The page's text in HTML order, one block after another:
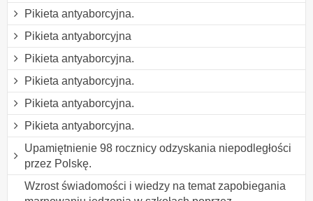
Pikieta antyaborcyjna.
Pikieta antyaborcyjna
Pikieta antyaborcyjna.
Pikieta antyaborcyjna.
Pikieta antyaborcyjna.
Pikieta antyaborcyjna.
Upamiętnienie 98 rocznicy odzyskania niepodległości
przez Polskę.
Wzrost świadomości i wiedzy na temat zapobiegania